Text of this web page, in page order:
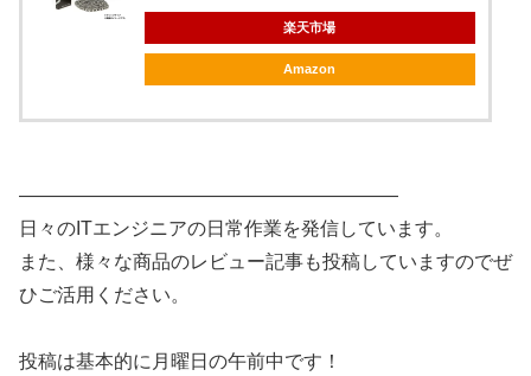
楽天市場
Amazon
————————————————————
日々のITエンジニアの日常作業を発信しています。
また、様々な商品のレビュー記事も投稿していますのでぜ
ひご活用ください。
投稿は基本的に月曜日の午前中です！